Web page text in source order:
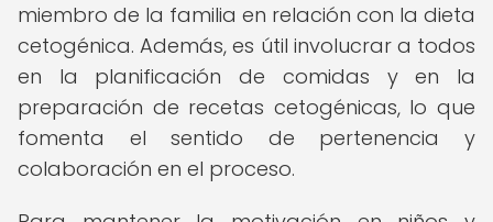
miembro de la familia en relación con la dieta
cetogénica. Además, es útil involucrar a todos
en la planificación de comidas y en la
preparación de recetas cetogénicas, lo que
fomenta el sentido de pertenencia y
colaboración en el proceso.